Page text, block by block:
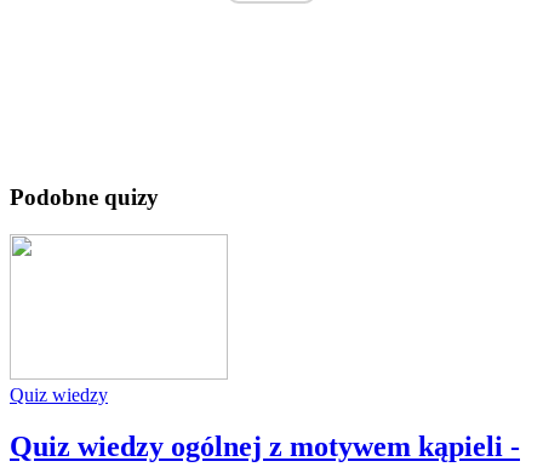
Podobne quizy
Quiz wiedzy
Quiz wiedzy ogólnej z motywem kąpieli -